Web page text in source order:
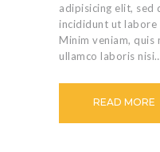
adipisicing elit, sed
incididunt ut labore
Minim veniam,
ullamco laboris
READ MORE